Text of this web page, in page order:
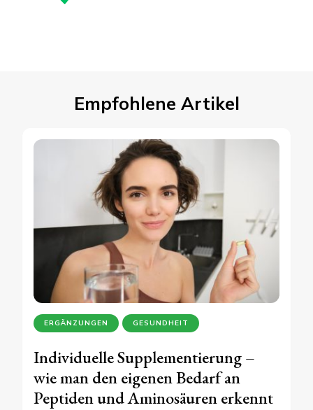
Empfohlene Artikel
ERGÄNZUNGEN GESUNDHEIT
Individuelle Supplementierung –
wie man den eigenen Bedarf an
Peptiden und Aminosäuren erkennt